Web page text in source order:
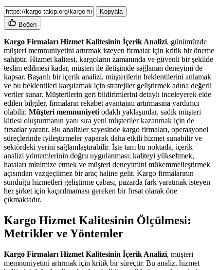
Kopyala
Beğen
Kargo Firmaları Hizmet Kalitesinin İçerik Analizi, günümüzde
müşteri memnuniyetini artırmak isteyen firmalar için kritik bir öneme
sahiptir. Hizmet kalitesi, kargoların zamanında ve güvenli bir şekilde
teslim edilmesi kadar, müşteri ile iletişimde sağlanan deneyimi de
kapsar. Başarılı bir içerik analizi, müşterilerin beklentilerini anlamak
ve bu beklentileri karşılamak için stratejiler geliştirmek adına değerli
veriler sunar. Müşterilerin geri bildirimlerini detaylı inceleyerek elde
edilen bilgiler, firmaların rekabet avantajını artırmasına yardımcı
olabilir. Müşteri memnuniyeti odaklı yaklaşımlar, sadık müşteri
kitlesi oluşturmanın yanı sıra yeni müşteriler kazanmak için de
fırsatlar yaratır. Bu analizler sayesinde kargo firmaları, operasyonel
süreçlerinde iyileştirmeler yaparak daha etkili hizmet sunabilir ve
sektördeki yerini sağlamlaştırabilir. İşte tam bu noktada, içerik
analizi yöntemlerinin doğru uygulanması; kaliteyi yükseltmek,
hataları minimize etmek ve müşteri deneyimini mükemmelleştirmek
açısından vazgeçilmez bir araç haline gelir. Kargo firmalarının
sunduğu hizmetleri geliştirme çabası, pazarda fark yaratmak isteyen
her şirket için kaçırılmaması gereken bir fırsat olarak öne
çıkmaktadır.
Kargo Hizmet Kalitesinin Ölçülmesi:
Metrikler ve Yöntemler
Kargo Firmaları Hizmet Kalitesinin İçerik Analizi, müşteri
memnuniyetini artırmak için kritik bir süreçtir. Bu analiz, hizmet